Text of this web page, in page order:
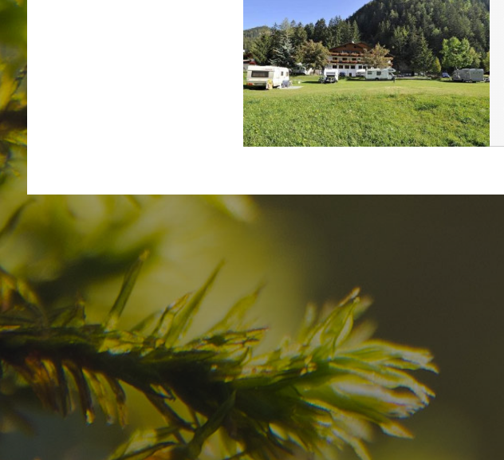
Avete già trovato la
destinazione dei vostri sogni?